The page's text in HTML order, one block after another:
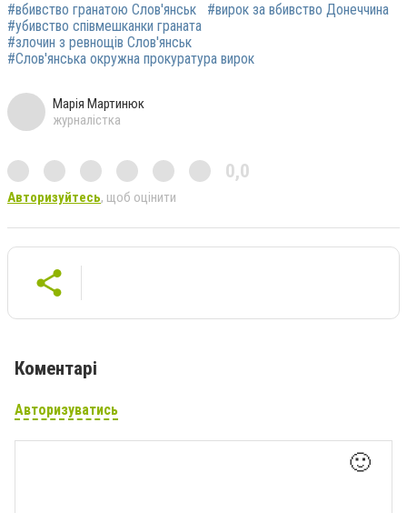
#вбивство гранатою Слов'янськ
#вирок за вбивство Донеччина
#убивство співмешканки граната
#злочин з ревнощів Слов'янськ
#Слов'янська окружна прокуратура вирок
Марія Мартинюк
журналістка
0,0
Авторизуйтесь, щоб оцінити
Коментарі
Авторизуватись
🙂